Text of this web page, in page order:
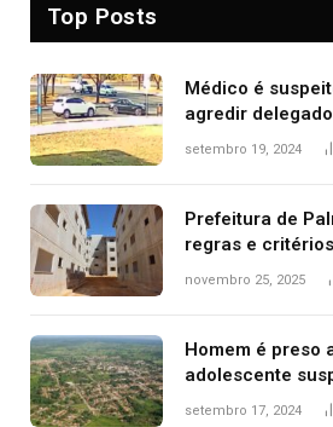
Top Posts
Médico é
agredir
durante
setembro 19, 2024
Prefeitura de
regras e
seleção de
novembro 25, 2025
Homem é preso
adolescente
estaca de cerca
setembro 17, 2024